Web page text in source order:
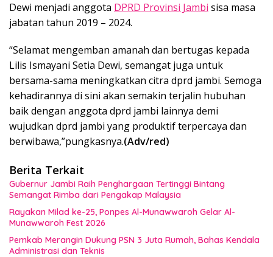
Dewi menjadi anggota DPRD Provinsi Jambi sisa masa
jabatan tahun 2019 – 2024.
“Selamat mengemban amanah dan bertugas kepada
Lilis Ismayani Setia Dewi, semangat juga untuk
bersama-sama meningkatkan citra dprd jambi. Semoga
kehadirannya di sini akan semakin terjalin hubuhan
baik dengan anggota dprd jambi lainnya demi
wujudkan dprd jambi yang produktif terpercaya dan
berwibawa,”pungkasnya.(Adv/red)
Berita Terkait
Gubernur Jambi Raih Penghargaan Tertinggi Bintang
Semangat Rimba dari Pengakap Malaysia
Rayakan Milad ke-25, Ponpes Al-Munawwaroh Gelar Al-
Munawwaroh Fest 2026
Pemkab Merangin Dukung PSN 3 Juta Rumah, Bahas Kendala
Administrasi dan Teknis